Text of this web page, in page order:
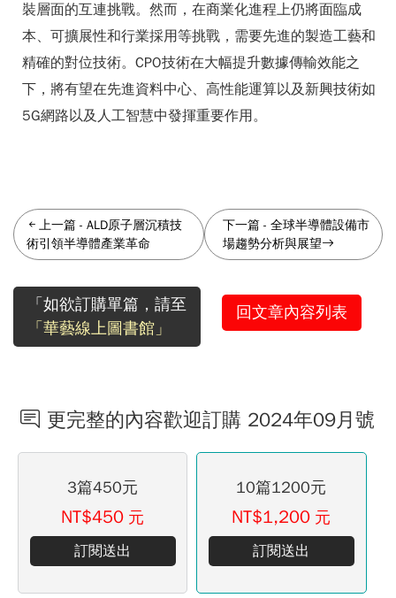
裝層面的互連挑戰。然而，在商業化進程上仍將面臨成
本、可擴展性和行業採用等挑戰，需要先進的製造工藝和
精確的對位技術。CPO技術在大幅提升數據傳輸效能之
下，將有望在先進資料中心、高性能運算以及新興技術如
5G網路以及人工智慧中發揮重要作用。
上一篇 - ALD原子層沉積技
術引領半導體產業革命
下一篇- 全球半導體設備市
場趨勢分析與展望
「如欲訂購單篇，請至
「華藝線上圖書館」
回文章內容列表
更完整的內容歡迎訂購 2024年09月號
3篇450元
NT$450 元
訂閱送出
10篇1200元
NT$1,200 元
訂閱送出